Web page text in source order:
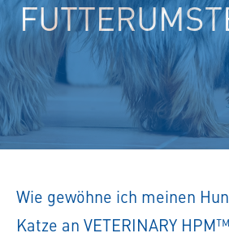
Wie gewöhne ich meinen
Katze an VETERINARY